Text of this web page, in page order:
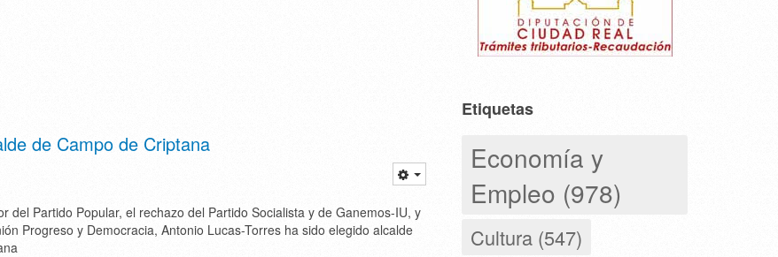
de Campo de Criptana
del Partido Popular, el rechazo del Partido Socialista y de Ganemos-IU, y
Progreso y Democracia, Antonio Lucas-Torres ha sido elegido alcalde
Etiquetas
Economía y
Empleo (978)
Cultura (547)